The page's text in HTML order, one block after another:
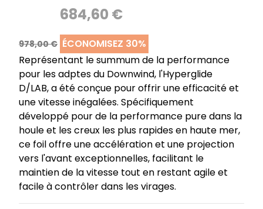
978,00 €
684,60 €
ÉCONOMISEZ 30%
Représentant le summum de la performance
pour les adptes du Downwind, l'Hyperglide
D/LAB, a été conçue pour offrir une efficacité et
une vitesse inégalées. Spécifiquement
développé pour de la performance pure dans la
houle et les creux les plus rapides en haute mer,
ce foil offre une accélération et une projection
vers l'avant exceptionnelles, facilitant le
maintien de la vitesse tout en restant agile et
facile à contrôler dans les virages.